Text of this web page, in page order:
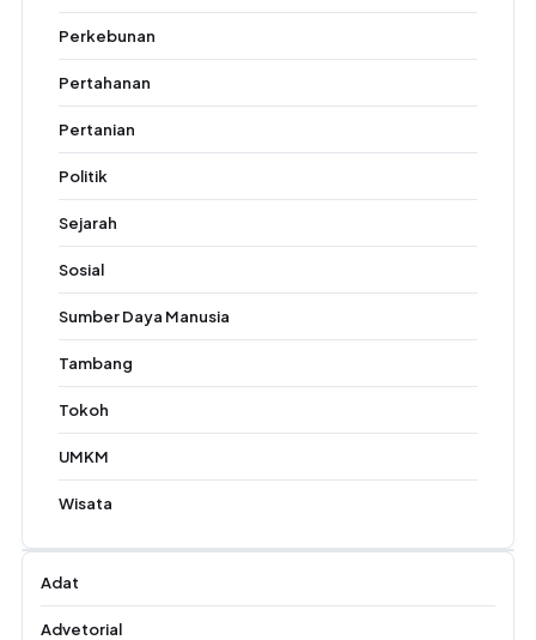
Perkebunan
Pertahanan
Pertanian
Politik
Sejarah
Sosial
Sumber Daya Manusia
Tambang
Tokoh
UMKM
Wisata
Adat
Advetorial